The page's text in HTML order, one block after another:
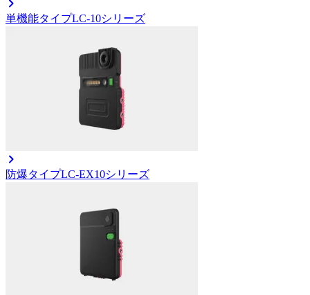
単機能タイプLC-10シリーズ
防爆タイプLC-EX10シリーズ